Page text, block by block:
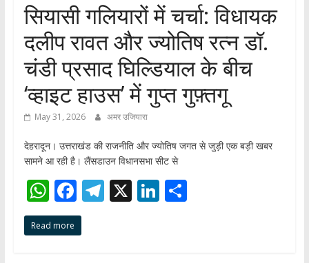
सियासी गलियारों में चर्चा: विधायक
दलीप रावत और ज्योतिष रत्न डॉ.
चंडी प्रसाद घिल्डियाल के बीच
‘व्हाइट हाउस’ में गुप्त गुफ़्तगू
May 31, 2026 अमर उजियारा
देहरादून। उत्तराखंड की राजनीति और ज्योतिष जगत से जुड़ी एक बड़ी खबर
सामने आ रही है। लैंसडाउन विधानसभा सीट से
W
h
at
F
ac
e
T X Li S
Read more